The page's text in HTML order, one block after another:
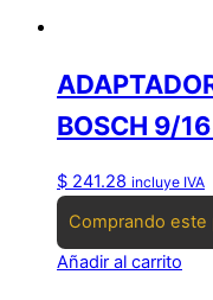
BOSCH 9/
$ 241.28 incluye IVA
Comprando este
Añadir al carrito